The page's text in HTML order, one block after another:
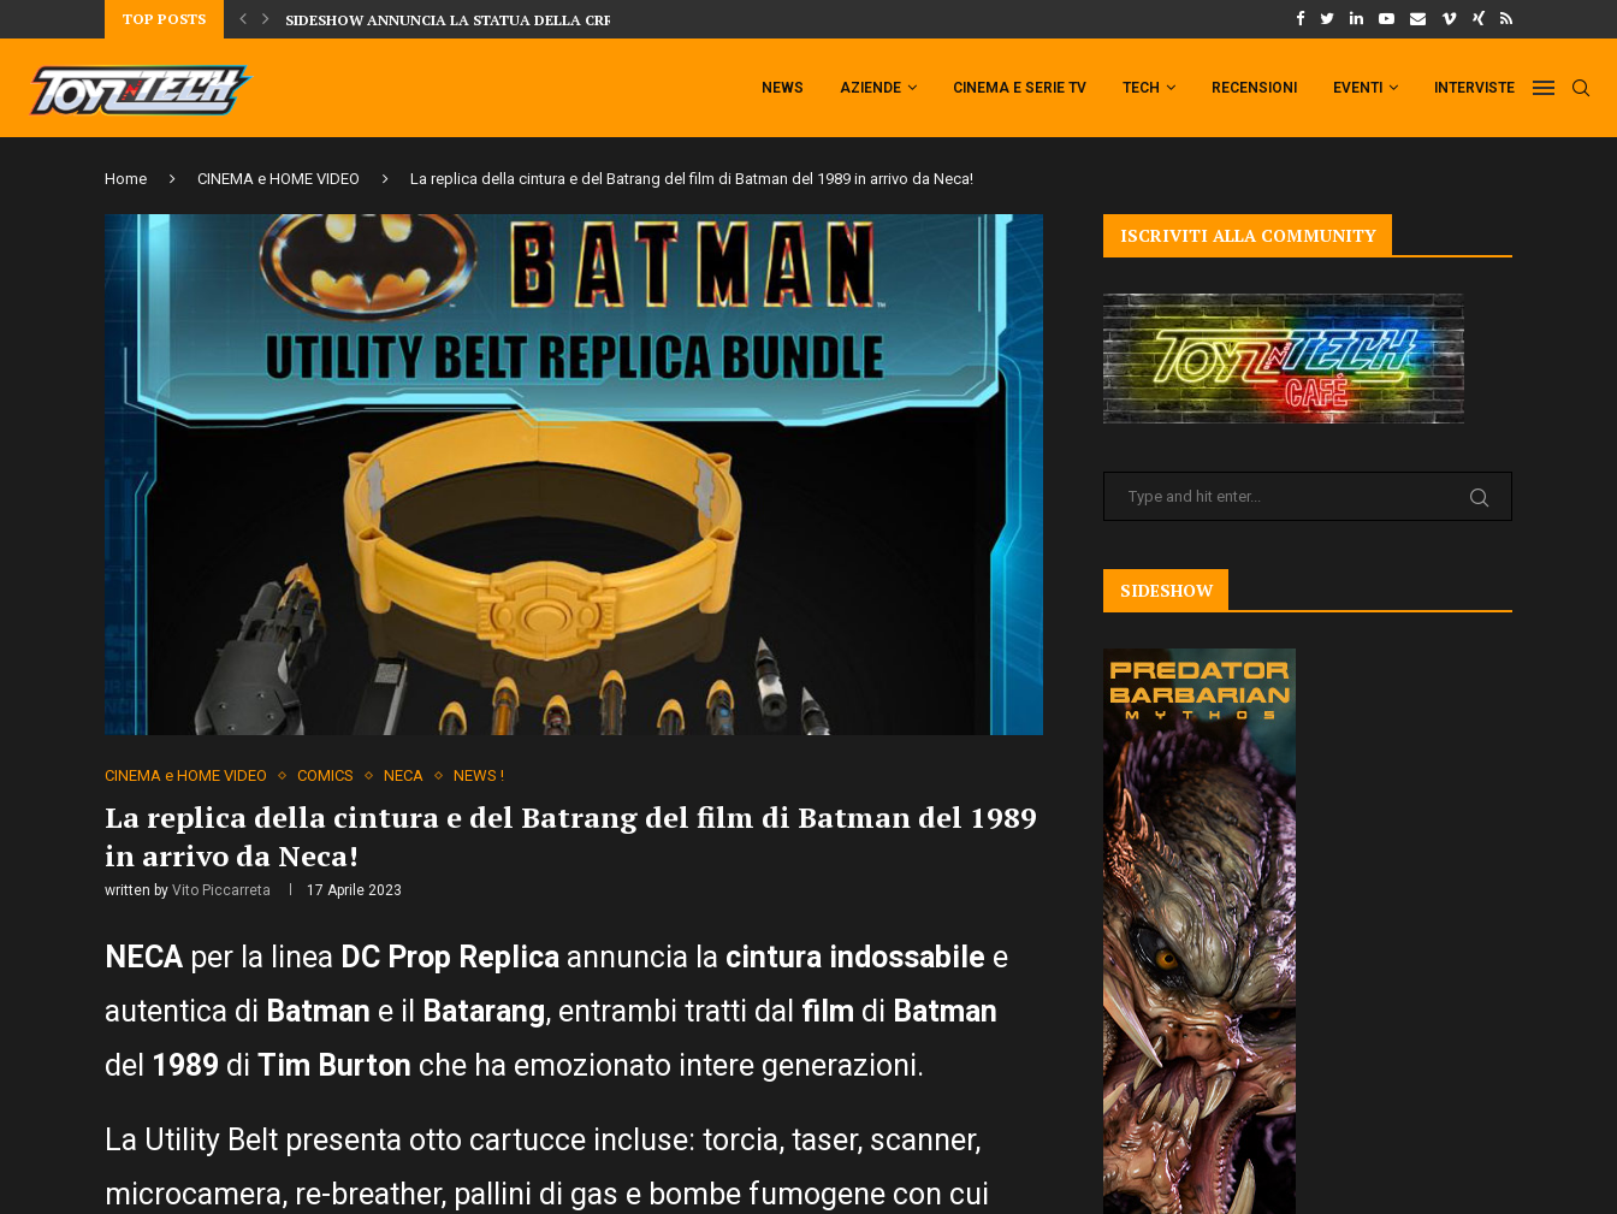
TOP POSTS
DELLA CRRATURA DELLA LAGUNA...DAL MONDO DEGLI X-MEN ARRIVA TEMPESTA TARGATA SIDESHOW! IL TRAILER DI FIST OF THE NORTH STAR!
NEWS AZIENDE CINEMA E SERIE TV TECH RECENSIONI EVENTI INTERVISTE
Home CINEMA e HOME VIDEO La replica della cintura e del Batrang del film di Batman del 1989 in arrivo da Neca!
CINEMA e HOME VIDEO COMICS NECA NEWS !
La replica della cintura e del Batrang del film di Batman del 1989
in arrivo da Neca!
written by Vito Piccarreta 17 Aprile 2023
NECA per la linea DC Prop Replica annuncia la cintura indossabile e
autentica di Batman e il Batarang, entrambi tratti dal film di Batman
del 1989 di Tim Burton che ha emozionato intere generazioni.
La Utility Belt presenta otto cartucce incluse: torcia, taser, scanner,
microcamera, re-breather, pallini di gas e bombe fumogene con cui
ISCRIVITI ALLA COMMUNITY
SIDESHOW